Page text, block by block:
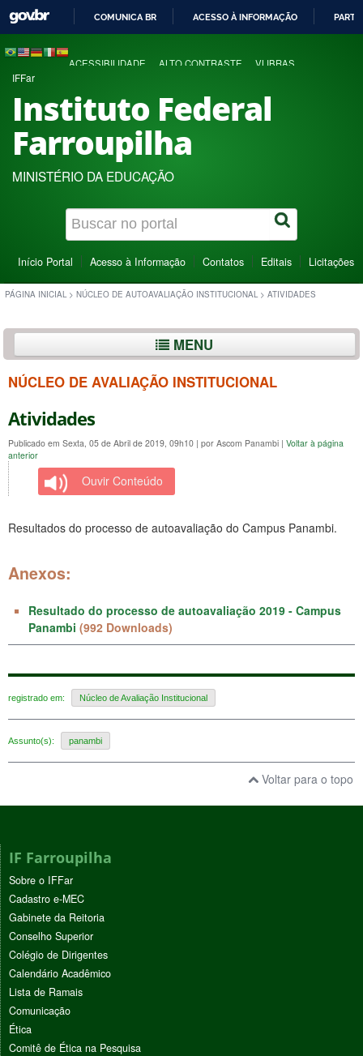
COMUNICA BR ACESSO À INFORMAÇÃO
ACESSIBILIDADE ALTO CONTRASTE VLIBRAS
IFFar
Instituto Federal
Farroupilha
MINISTÉRIO DA EDUCAÇÃO
Início Portal Acesso à Informação Contatos Editais Licitações
PÁGINA INICIAL > NÚCLEO DE AUTOAVALIAÇÃO INSTITUCIONAL > ATIVIDADES
MENU
NÚCLEO DE AVALIAÇÃO INSTITUCIONAL
Atividades
Publicado em Sexta, 05 de Abril de 2019, 09h10 | por Ascom Panambi | Voltar à página
anterior
Ouvir Conteúdo
Resultados do processo de autoavaliação do Campus Panambi.
Anexos:
Resultado do processo de autoavaliação 2019 - Campus
Panambi (992 Downloads)
registrado em: Núcleo de Avaliação Institucional
Assunto(s): panambi
Voltar para o topo
IF Farroupilha
Sobre o IFFar
Cadastro e-MEC
Gabinete da Reitoria
Conselho Superior
Colégio de Dirigentes
Calendário Acadêmico
Lista de Ramais
Comunicação
Ética
Comitê de Ética na Pesquisa